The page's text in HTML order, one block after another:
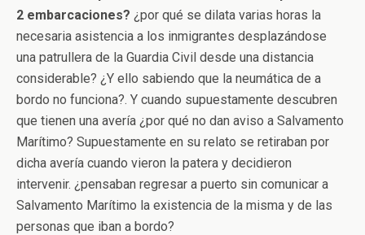
2 embarcaciones? ¿por qué se dilata varias horas la
necesaria asistencia a los inmigrantes desplazándose
una patrullera de la Guardia Civil desde una distancia
considerable? ¿Y ello sabiendo que la neumática de a
bordo no funciona?. Y cuando supuestamente descubren
que tienen una avería ¿por qué no dan aviso a Salvamento
Marítimo? Supuestamente en su relato se retiraban por
dicha avería cuando vieron la patera y decidieron
intervenir. ¿pensaban regresar a puerto sin comunicar a
Salvamento Marítimo la existencia de la misma y de las
personas que iban a bordo?